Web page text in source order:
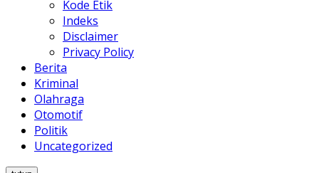
Kode Etik
Indeks
Disclaimer
Privacy Policy
Berita
Kriminal
Olahraga
Otomotif
Politik
Uncategorized